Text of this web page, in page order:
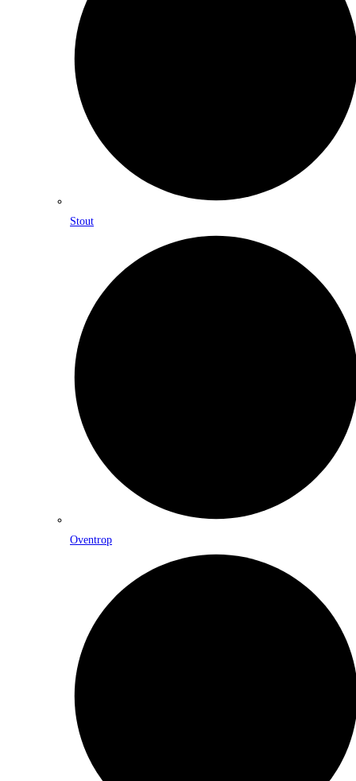
Stout
Oventrop